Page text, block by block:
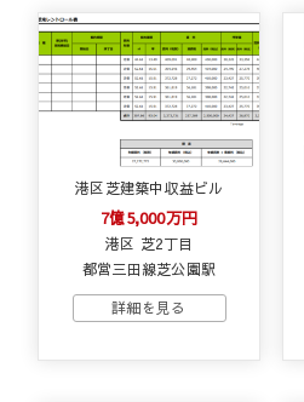
港区芝建築中収益ビル
7億5,000万円
港区 芝2丁目
都営三田線芝公園駅